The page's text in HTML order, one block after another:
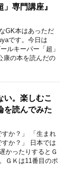
専門講座』
GK本はあっただ
です。今日は
ルキーパー「超」
の本を読んだの
い。楽しむこ
を読んでみた
すか？」 「生まれ
か？」 日本では
かったりするとＧ
ＧＫは11番目のポ